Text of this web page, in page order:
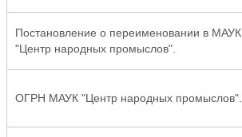
Постановление о переименовании в МАУК
"Центр народных промыслов".
ОГРН МАУК "Центр народных промыслов".